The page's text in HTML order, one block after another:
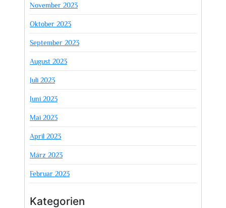
November 2023
Oktober 2023
September 2023
August 2023
Juli 2023
Juni 2023
Mai 2023
April 2023
März 2023
Februar 2023
Kategorien